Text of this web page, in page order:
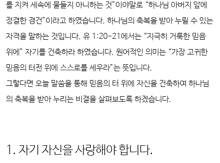
를 지켜 세속에 물들지 아니하는 것”이야말로 “하나님 아버지 앞에
정결한 경건”이라고 하였습니다. 하나님의 축복을 받아 누릴 수 있는
자격을 말하는 것입니다. 유 1:20-21에서는 “지극히 거룩한 믿음
위에” 자기를 건축하라 하였습니다. 원어적인 의미는 “가장 고귀한
믿음의 터전 위에 스스로를 세우라”는 뜻입니다.
그렇다면 오늘 말씀을 통해 믿음의 터 위에 자신을 건축하여 하나님
의 축복을 받아 누리는 비결을 살펴보도록 하겠습니다.
1. 자기 자신을 사랑해야 합니다.